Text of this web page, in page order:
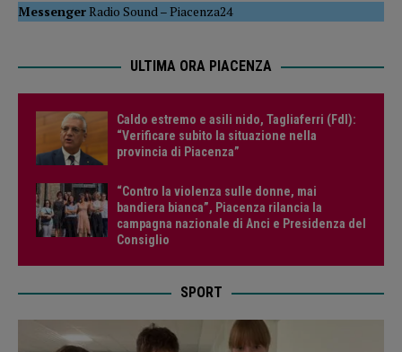
MessengerRadio Sound –Piacenza24
ULTIMA ORA PIACENZA
Caldo estremo e asili nido, Tagliaferri (FdI):
“Verificare subito la situazione nella
provincia di Piacenza”
“Contro la violenza sulle donne, mai
bandiera bianca”, Piacenza rilancia la
campagna nazionale di Anci e Presidenza del
Consiglio
SPORT